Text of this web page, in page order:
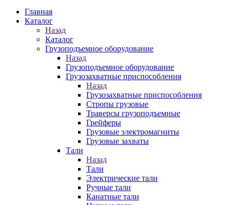
Главная
Каталог
Назад
Каталог
Грузоподъемное оборудование
Назад
Грузоподъемное оборудование
Грузозахватные приспособления
Назад
Грузозахватные приспособления
Стропы грузовые
Траверсы грузоподъемные
Грейферы
Грузовые электромагниты
Грузовые захваты
Тали
Назад
Тали
Электрические тали
Ручные тали
Канатные тали